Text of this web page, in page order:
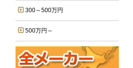
300～500万円
500万円～